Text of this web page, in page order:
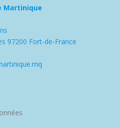
Martinique
97200 Fort-de-France